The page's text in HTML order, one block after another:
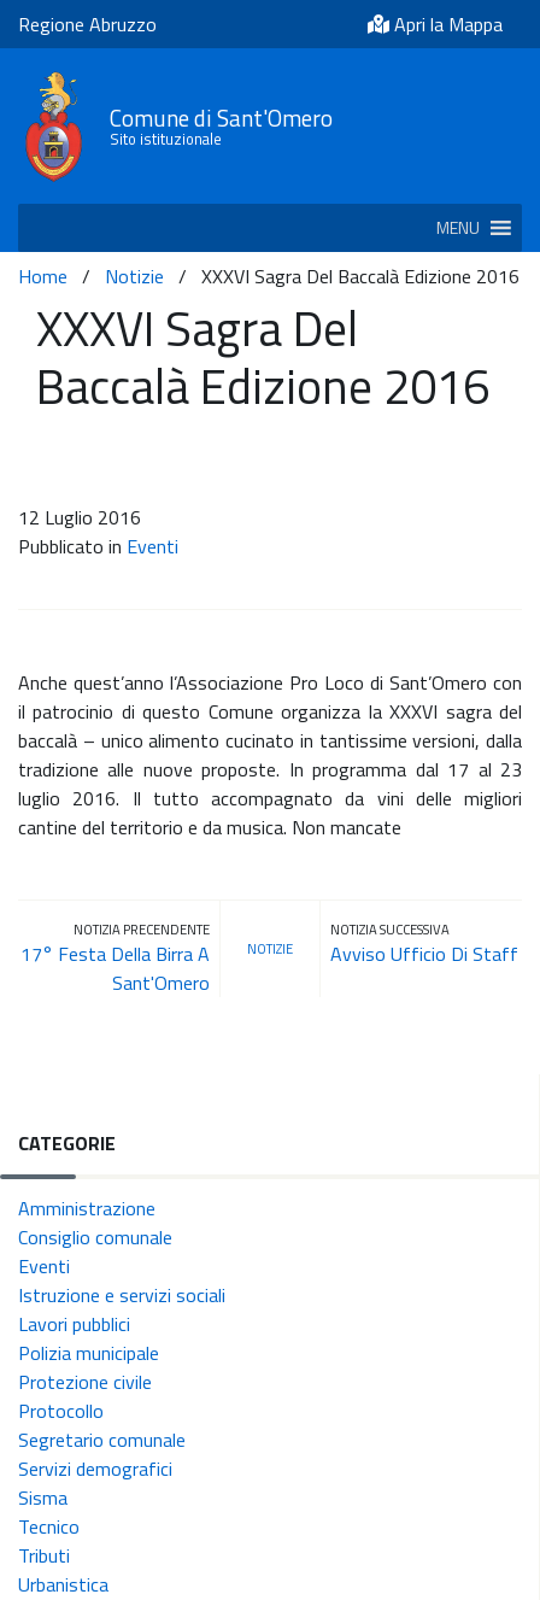
Regione Abruzzo Apri la Mappa
Comune di Sant'Omero
Sito istituzionale
MENU
Home / Notizie / XXXVI Sagra Del Baccalà Edizione 2016
XXXVI Sagra Del
Baccalà Edizione 2016
12 Luglio 2016
Pubblicato in Eventi
Anche quest’anno l’Associazione Pro Loco di Sant’Omero con
il patrocinio di questo Comune organizza la XXXVI sagra del
baccalà – unico alimento cucinato in tantissime versioni, dalla
tradizione alle nuove proposte. In programma dal 17 al 23
luglio 2016. Il tutto accompagnato da vini delle migliori
cantine del territorio e da musica. Non mancate
NOTIZIA PRECENDENTE
17° Festa Della Birra A
Sant'Omero
NOTIZIE
NOTIZIA SUCCESSIVA
Avviso Ufficio Di Staff
CATEGORIE
Amministrazione
Consiglio comunale
Eventi
Istruzione e servizi sociali
Lavori pubblici
Polizia municipale
Protezione civile
Protocollo
Segretario comunale
Servizi demografici
Sisma
Tecnico
Tributi
Urbanistica